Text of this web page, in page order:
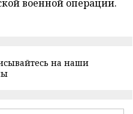
военной операции.
на наши